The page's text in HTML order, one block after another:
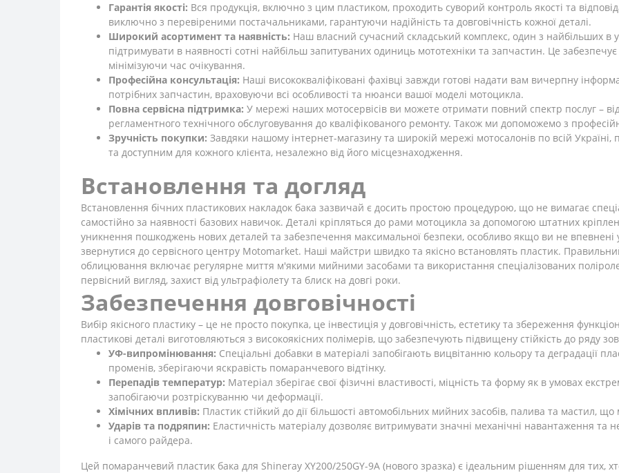
Гарантія якості: Вся продукція, включно з цим пластиком, проходить суворий контроль якості та
виключно з перевіреними постачальниками, гарантуючи надійність та довговічність кожної деталі.
Широкий асортимент та наявність: Наш власний сучасний складський комплекс, один з найбільших в
підтримувати в наявності сотні найбільш запитуваних одиниць мототехніки та запчастин. Це
мінімізуючи час очікування.
Професійна консультація: Наші висококваліфіковані фахівці завжди готові надати вам вичерпну
потрібних запчастин, враховуючи всі особливості та нюанси вашої моделі мотоцикла.
Повна сервісна підтримка: У мережі наших мотосервісів ви можете отримати повний спектр послуг –
регламентного технічного обслуговування до кваліфікованого ремонту. Також ми допоможемо з
Зручність покупки: Завдяки нашому інтернет-магазину та широкій мережі мотосалонів по всій
та доступним для кожного клієнта, незалежно від його місцезнаходження.
Встановлення та догляд
Встановлення бічних пластикових накладок бака зазвичай є досить простою процедурою, що не вимагає
самостійно за наявності базових навичок. Деталі кріпляться до рами мотоцикла за допомогою штатних
уникнення пошкоджень нових деталей та забезпечення максимальної безпеки, особливо якщо ви не впевнені у
звернутися до сервісного центру Motomarket. Наші майстри швидко та якісно встановлять пластик.
облицювання включає регулярне миття м'якими мийними засобами та використання спеціалізованих
первісний вигляд, захист від ультрафіолету та блиск на довгі роки.
Забезпечення довговічності
Вибір якісного пластику – це не просто покупка, це інвестиція у довговічність, естетику та збереження
пластикові деталі виготовляються з високоякісних полімерів, що забезпечують підвищену стійкість до ряду
УФ-випромінювання: Спеціальні добавки в матеріалі запобігають вицвітанню кольору та деградації
променів, зберігаючи яскравість помаранчевого відтінку.
Перепадів температур: Матеріал зберігає свої фізичні властивості, міцність та форму як в умовах
запобігаючи розтріскуванню чи деформації.
Хімічних впливів: Пластик стійкий до дії більшості автомобільних мийних засобів, палива та мастил,
Ударів та подряпин: Еластичність матеріалу дозволяє витримувати значні механічні навантаження
і самого райдера.
Цей помаранчевий пластик бака для Shineray XY200/250GY-9A (нового зразка) є ідеальним рішенням для тих,